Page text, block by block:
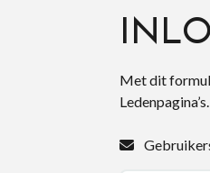
Met dit
Ledenpagina’s.